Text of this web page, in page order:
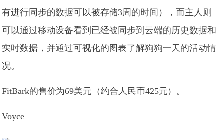
有进行同步的数据可以被存储3周的时间），而主人则
可以通过移动设备看到已经被同步到云端的历史数据和
实时数据，并通过可视化的图表了解狗狗一天的活动情
况。
FitBark的售价为69美元（约合人民币425元）。
Voyce